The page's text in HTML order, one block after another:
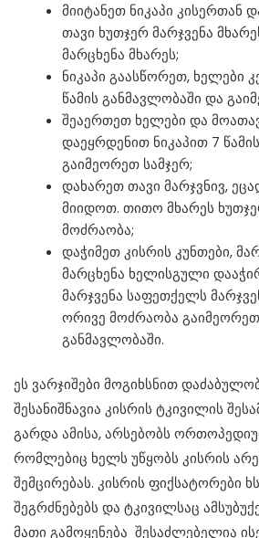
მი­ი­ტა­ნეთ ნი­კა­პი კი­სერ­თან
თავი ხუთ­ჯერ მარ­ჯვე­ნა
მარ­ცხე­ნა მხა­რეს;
ნიკაპი გაასწორეთ, ხელები
წამის განმავლობაში და
შეაერთეთ ხელები და
დაეყრდენით ნიკაპით 7
გაიმეორეთ სამჯერ;
და­ხა­რეთ თავი მარ­ჯვნივ,
მი­ი­დოთ. თითო მხა­რეს
მოძ­რა­ო­ბა;
დაჭიმეთ კისრის კუნთები,
მარცხენა ხელისგული
მარჯვენა საფეთქელს
ორივე მოძრაობა გაიმეორეთ
განმავლობაში.
ეს ვარჯიშები მო­გიხ­სნით
შესანიშნავია კისრის ტკივილის
გარდა ამისა, არსებობს
რომლებიც ხელს უწყობს კისრის
შემცირებას. კისრის ფიქსატორები
შეგრძნებებს და ტკივილსაც
მათი გამოყენება შესაძლებელია